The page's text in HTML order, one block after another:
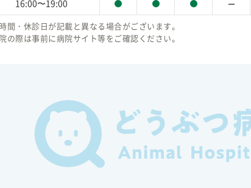
16:00〜19:00
間・休診日が記載と異なる場合がございます。
の際は事前に病院サイト等をご確認ください。